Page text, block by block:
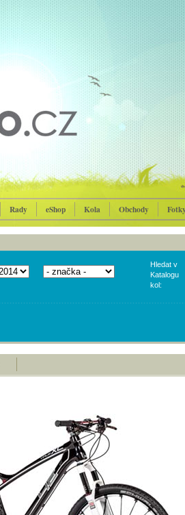
Rady eShop Kola Obchody
Hledat v
Katalogu
kol: